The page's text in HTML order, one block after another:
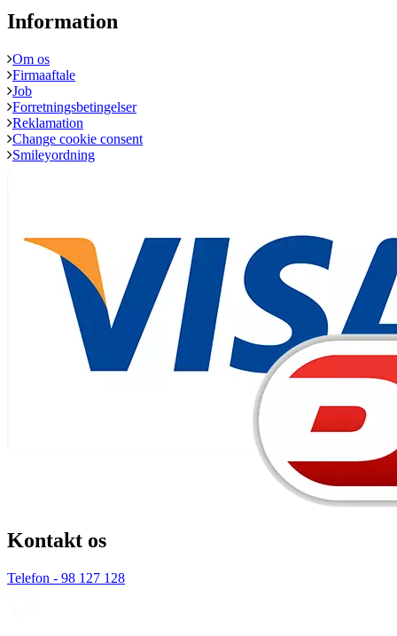
Information
Om os
Firmaaftale
Job
Forretningsbetingelser
Reklamation
Change cookie consent
Smileyordning
Kontakt os
Telefon - 98 127 128